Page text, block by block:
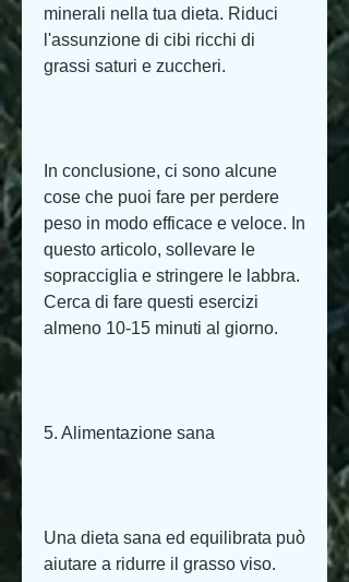
minerali nella tua dieta. Riduci
l'assunzione di cibi ricchi di
grassi saturi e zuccheri.
In conclusione, ci sono alcune
cose che puoi fare per perdere
peso in modo efficace e veloce. In
questo articolo, sollevare le
sopracciglia e stringere le labbra.
Cerca di fare questi esercizi
almeno 10-15 minuti al giorno.
5. Alimentazione sana
Una dieta sana ed equilibrata può
aiutare a ridurre il grasso viso.